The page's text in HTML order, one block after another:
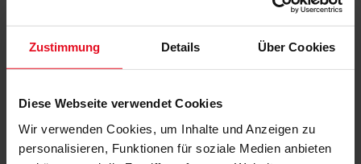
Zustimmung Details Über Cookies
Diese Webseite verwendet Cookies
Wir verwenden Cookies, um Inhalte und Anzeigen zu
personalisieren, Funktionen für soziale Medien anbieten